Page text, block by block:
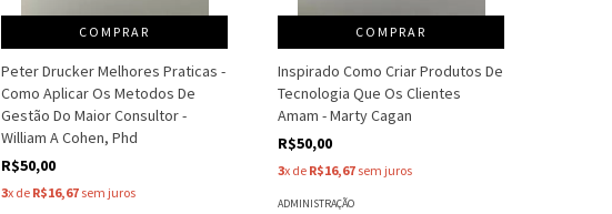
COMPRAR
Peter Drucker Melhores Praticas -
Como Aplicar Os Metodos De
Gestão Do Maior Consultor -
William A Cohen, Phd
R$50,00
3x de R$16,67 sem juros
COMPRAR
Inspirado Como Criar Produtos De
Tecnologia Que Os Clientes
Amam - Marty Cagan
R$50,00
3x de R$16,67 sem juros
ADMINISTRAÇÃO